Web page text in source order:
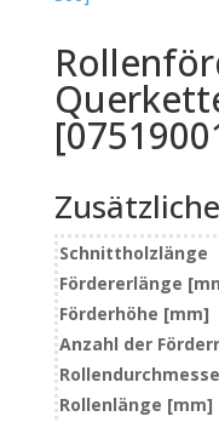
Schnittholzlänge
Fördererlänge
Förderhöhe [mm]
Anzahl der
Rollenlänge [mm]